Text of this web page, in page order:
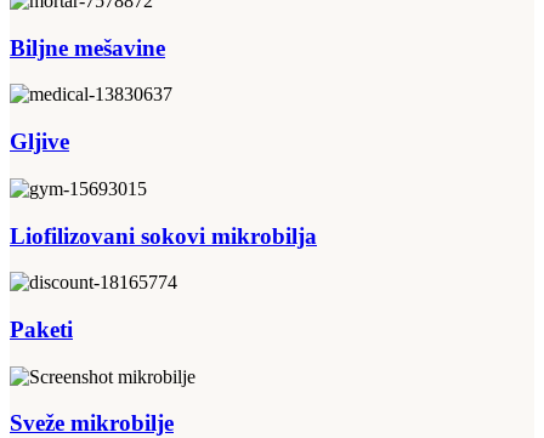
Biljne mešavine
Gljive
Liofilizovani sokovi mikrobilja
Paketi
Sveže mikrobilje